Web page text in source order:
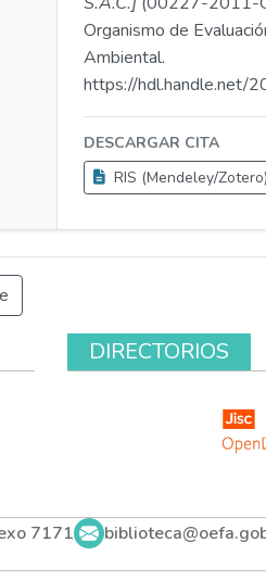
Organismo de
Ambiental.
https://hdl.handle.net/
DESCARGAR CITA
RIS (Mendeley/Zotero)
DIRECTORIOS
7171